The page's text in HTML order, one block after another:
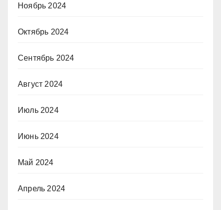
Ноябрь 2024
Октябрь 2024
Сентябрь 2024
Август 2024
Июль 2024
Июнь 2024
Май 2024
Апрель 2024